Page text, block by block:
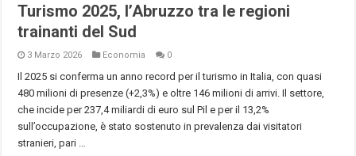
Turismo 2025, l’Abruzzo tra le regioni
trainanti del Sud
3 Marzo 2026 Economia 0
Il 2025 si conferma un anno record per il turismo in Italia, con quasi
480 milioni di presenze (+2,3%) e oltre 146 milioni di arrivi. Il settore,
che incide per 237,4 miliardi di euro sul Pil e per il 13,2%
sull’occupazione, è stato sostenuto in prevalenza dai visitatori
stranieri, pari …